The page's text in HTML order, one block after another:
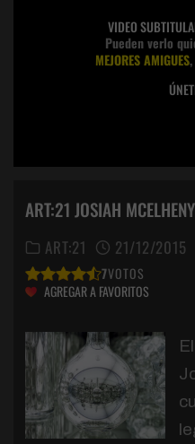
VIDEO
Pueden verlo
MEJORES AMIGUES,
ART:21 JOSIAH MCELHENY
ART:21 21/12/2015
7VOTOS
AGREGAR A FAVORITOS